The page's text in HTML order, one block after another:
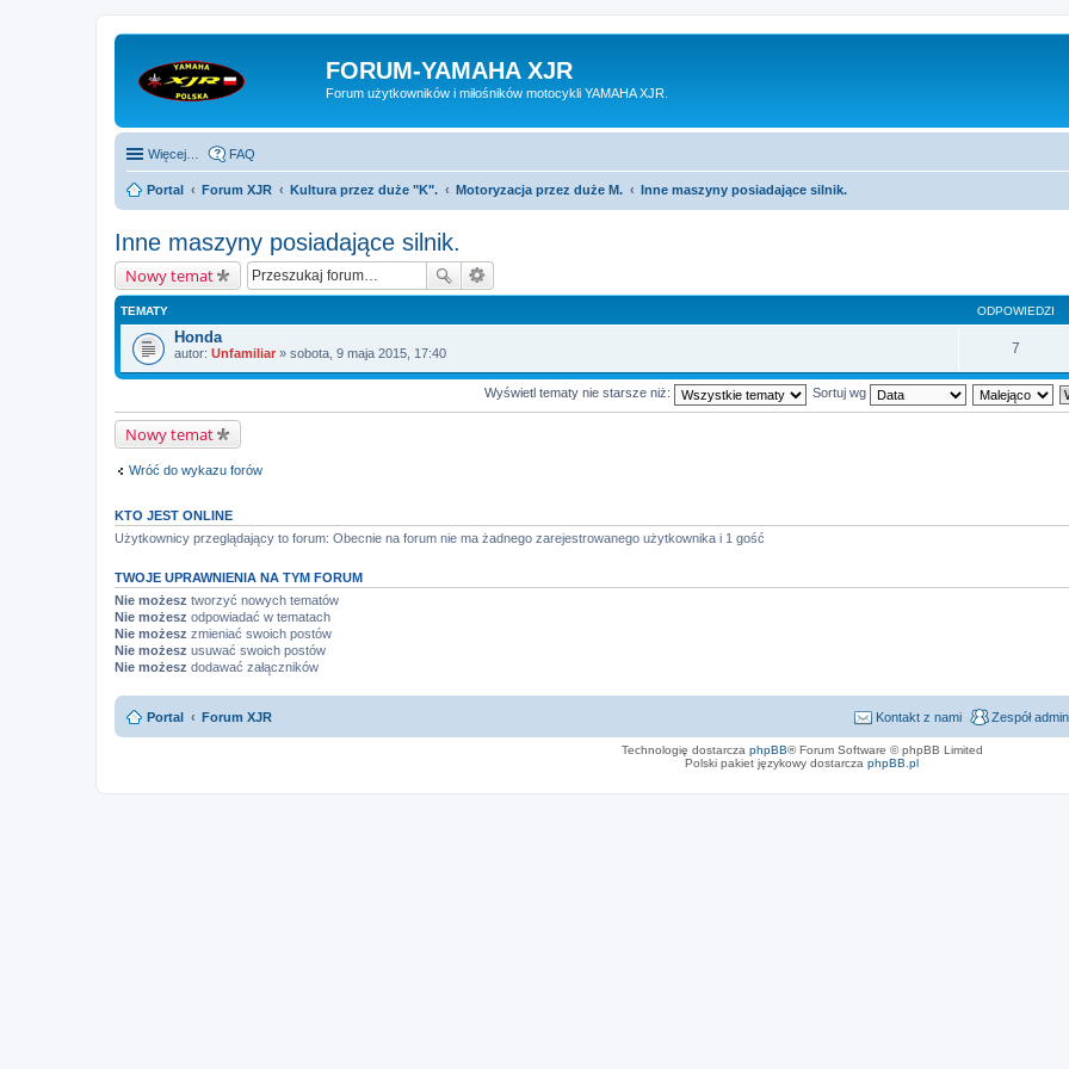
FORUM-YAMAHA XJR
Forum użytkowników i miłośników motocykli YAMAHA XJR.
Więcej… FAQ
Portal Forum XJR Kultura przez duże "K". Motoryzacja przez duże M. Inne maszyny posiadające silnik.
Inne maszyny posiadające silnik.
Nowy temat
TEMATY ODPOWIEDZI
Honda
autor: Unfamiliar » sobota, 9 maja 2015, 17:40 7
Wyświetl tematy nie starsze niż: Sortuj wg
Nowy temat
Wróć do wykazu forów
KTO JEST ONLINE
Użytkownicy przeglądający to forum: Obecnie na forum nie ma żadnego zarejestrowanego użytkownika i 1 gość
TWOJE UPRAWNIENIA NA TYM FORUM
Nie możesz tworzyć nowych tematów
Nie możesz odpowiadać w tematach
Nie możesz zmieniać swoich postów
Nie możesz usuwać swoich postów
Nie możesz dodawać załączników
Portal Forum XJR Zespół
Kontakt z nami
Technologię dostarcza phpBB® Forum Software © phpBB Limited
Polski pakiet językowy dostarcza phpBB.pl